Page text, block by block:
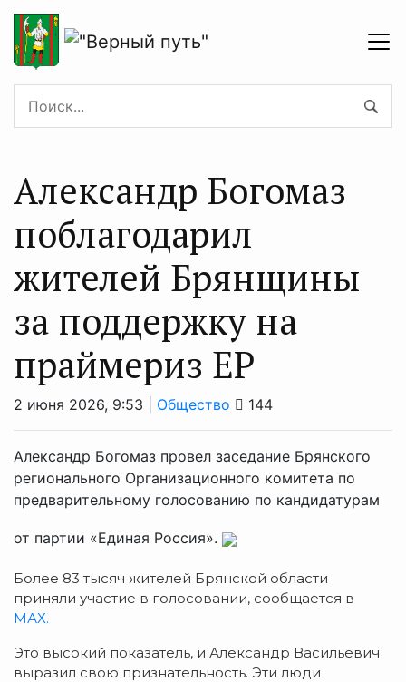
Александр Богомаз
поблагодарил
жителей Брянщины
за поддержку на
праймериз ЕР
2 июня 2026, 9:53 | Общество 144
Александр Богомаз провел заседание Брянского
регионального Организационного комитета по
предварительному голосованию по кандидатурам
от партии «Единая Россия».
Более 83 тысяч жителей Брянской области
приняли участие в голосовании, сообщается в
МАХ.
Это высокий показатель, и Александр Васильевич
выразил свою признательность. Эти люди